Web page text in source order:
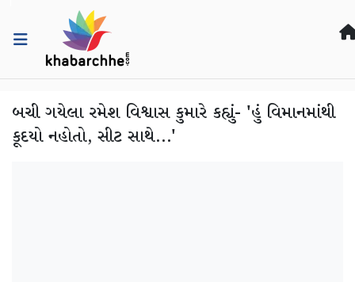
બચી ગયેલા રમેશ વિશ્વાસ કુમારે કહ્યું- 'હું વિમાનમાંથી
કૂદયો નહોતો, સીટ સાથે...'